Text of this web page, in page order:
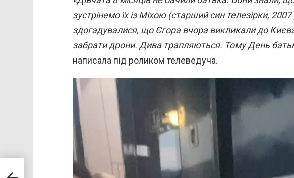
зустрінемо їх із Міхою (старший син телезірки,
здогадувалися, що Єгора вчора викликали до
забрати дрони. Дива трапляються. Тому День
написала під роликом телеведуча.
В
о
п
л